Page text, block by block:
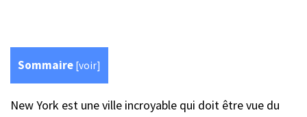
Sommaire [voir]
New York est une ville incroyable qui doit être vue du